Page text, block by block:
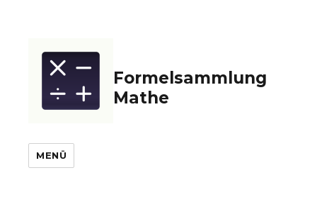
Formelsammlung
Mathe
MENÜ